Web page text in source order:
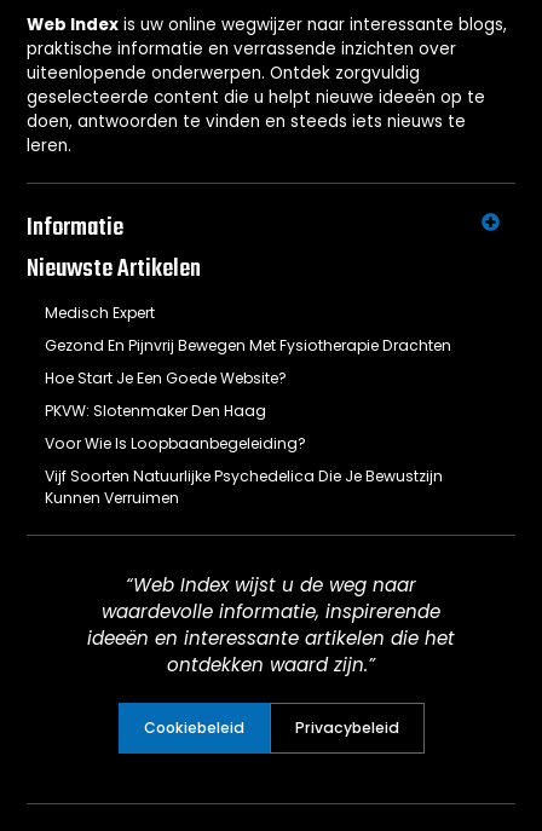
Web Index is uw online wegwijzer naar interessante blogs,
praktische informatie en verrassende inzichten over
uiteenlopende onderwerpen. Ontdek zorgvuldig
geselecteerde content die u helpt nieuwe ideeën op te
doen, antwoorden te vinden en steeds iets nieuws te
leren.
Informatie
Nieuwste Artikelen
Medisch Expert
Gezond En Pijnvrij Bewegen Met Fysiotherapie Drachten
Hoe Start Je Een Goede Website?
PKVW: Slotenmaker Den Haag
Voor Wie Is Loopbaanbegeleiding?
Vijf Soorten Natuurlijke Psychedelica Die Je Bewustzijn
Kunnen Verruimen
“Web Index wijst u de weg naar
waardevolle informatie, inspirerende
ideeën en interessante artikelen die het
ontdekken waard zijn.”
Cookiebeleid Privacybeleid